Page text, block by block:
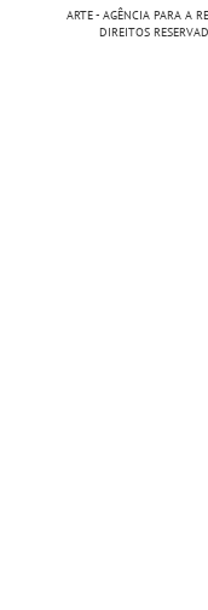
ARTE - AGÊNCIA PARA A
DIREITOS